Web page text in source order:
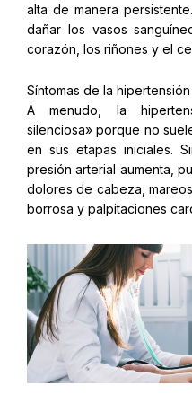
alta de manera
dañar los vasos
corazón, los riñones y el
Síntomas de la hipertensión
A menudo, la
silenciosa» porque no
en sus etapas iniciales.
presión arterial aumenta,
dolores de cabeza,
borrosa y palpitaciones